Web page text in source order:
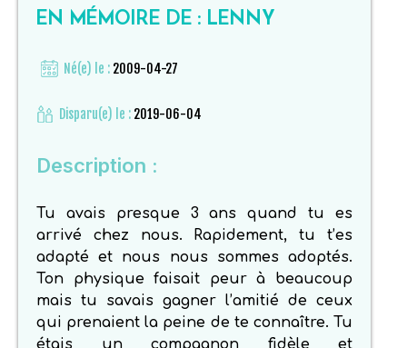
EN MÉMOIRE DE : LENNY
Né(e) le : 2009-04-27
Disparu(e) le : 2019-06-04
Description :
Tu avais presque 3 ans quand tu es
arrivé chez nous. Rapidement, tu t’es
adapté et nous nous sommes adoptés.
Ton physique faisait peur à beaucoup
mais tu savais gagner l’amitié de ceux
qui prenaient la peine de te connaître. Tu
étais un compagnon fidèle et